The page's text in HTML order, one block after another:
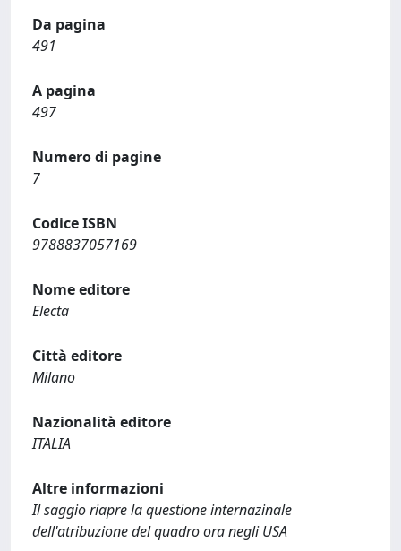
Da pagina
491
A pagina
497
Numero di pagine
7
Codice ISBN
9788837057169
Nome editore
Electa
Città editore
Milano
Nazionalità editore
ITALIA
Altre informazioni
Il saggio riapre la questione internazinale
dell'atribuzione del quadro ora negli USA